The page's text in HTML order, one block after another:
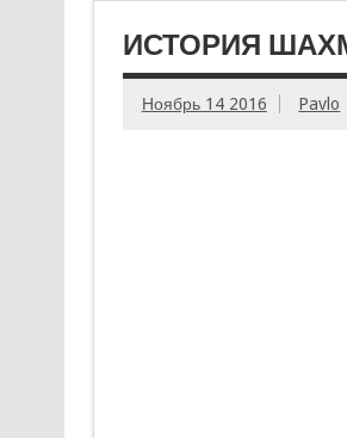
ИСТОРИЯ
Ноябрь 14 2016 Pavlo